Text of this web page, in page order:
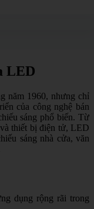
LED
năm 1960, nhưng chỉ
của công nghệ bán
sáng phổ biến. Từ
thiết bị điện tử, LED
sáng nhà cửa, văn
dụng rộng rãi trong